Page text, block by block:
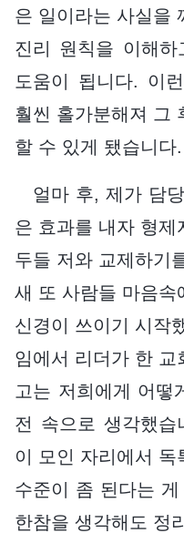
은 일이라는 사실을
진리 원칙을 이해
도움이 됩니다. 이
훨씬 홀가분해져 그
할 수 있게 됐습니다.
얼마 후, 제가 담
은 효과를 내자 형제
두들 저와 교제하기
새 또 사람들 마음속
신경이 쓰이기 시작
임에서 리더가 한
고는 저희에게 어떻
전 속으로 생각했습
이 모인 자리에서
수준이 좀 된다는 게
한참을 생각해도 정